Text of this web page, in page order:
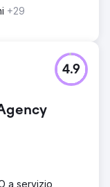
+29
4.9
a servizio